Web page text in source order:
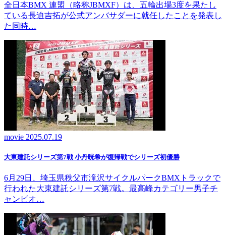
全日本BMX 連盟（略称JBMXF）は、五輪出場3度を果たし
ている長迫吉拓が公式アンバサダーに就任したことを発表し
た同時…
movie 2025.07.19
大東建託シリーズ第7戦 ⼩丹晄希が復帰戦でシリーズ初優勝
6月29日、埼玉県秩父市滝沢サイクルパークBMXトラックで
行われた大東建託シリーズ第7戦。最高峰カテゴリー男子チ
ャンピオ…